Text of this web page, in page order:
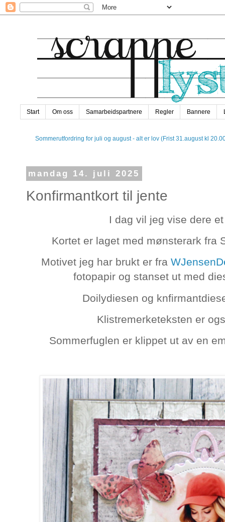
Start Om oss Samarbeidspartnere Regler Bannere
Sommerutfordring for juli og august - alt er lov (Frist 31.august kl
mandag 14. juli 2025
Konfirmantkort til jente
I dag vil jeg vise dere
Kortet er laget med mønsterark fra
Motivet jeg har brukt er fra
fotopapir og stanset ut med
Doilydiesen og
Klistremerketeksten er
Sommerfuglen er klippet ut av en